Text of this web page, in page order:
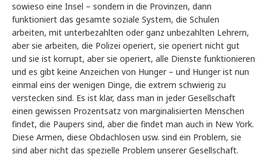
sowieso eine Insel – sondern in die Provinzen, dann
funktioniert das gesamte soziale System, die Schulen
arbeiten, mit unterbezahlten oder ganz unbezahlten Lehrern,
aber sie arbeiten, die Polizei operiert, sie operiert nicht gut
und sie ist korrupt, aber sie operiert, alle Dienste funktionieren
und es gibt keine Anzeichen von Hunger – und Hunger ist nun
einmal eins der wenigen Dinge, die extrem schwierig zu
verstecken sind. Es ist klar, dass man in jeder Gesellschaft
einen gewissen Prozentsatz von marginalisierten Menschen
findet, die Paupers sind, aber die findet man auch in New York.
Diese Armen, diese Obdachlosen usw. sind ein Problem, sie
sind aber nicht das spezielle Problem unserer Gesellschaft.